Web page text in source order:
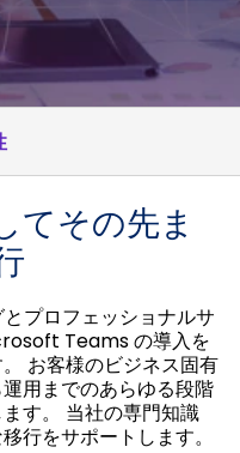
ストに参加する
てその先ま
プロフェッショナルサ
Teams の導入を
お客様のビジネス固有
用までのあらゆる段階
す。 当社の専門知識
行をサポートします。